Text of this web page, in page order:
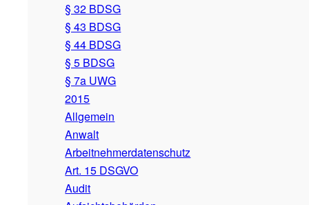
§ 32 BDSG
§ 43 BDSG
§ 44 BDSG
§ 5 BDSG
§ 7a UWG
2015
Allgemein
Anwalt
Arbeitnehmerdatenschutz
Art. 15 DSGVO
Audit